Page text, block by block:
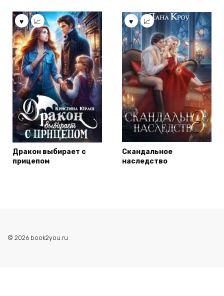
Дракон выбирает с
прицепом
Скандальное
наследство
© 2026 book2you.ru